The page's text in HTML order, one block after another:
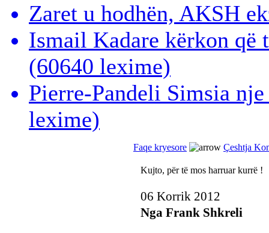
Zaret u hodhën, AKSH
Ismail Kadare kërkon që
(60640 lexime)
Pierre-Pandeli Simsia
lexime)
Faqe kryesore Çeshtja
Kujto, për të mos harruar kurrë !
06 Korrik 2012
Nga Frank Shkreli